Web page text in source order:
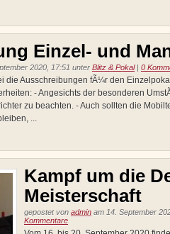
Einzel- und
2020, 17:51 unter Blitz & Pokal| 0
die Ausschreibungen fÃ¼r den
- Angesichts der besonderen
zu beachten. - Auch sollten die
...
Kampf um die
Meisterschaft
gepostet von admin am 14. September
Kommentare